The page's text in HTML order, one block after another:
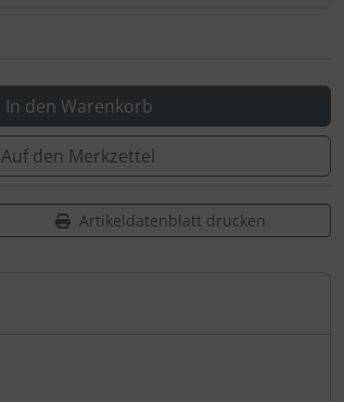
In den Warenkorb
Auf den Merkzettel
Artikeldatenblatt drucken